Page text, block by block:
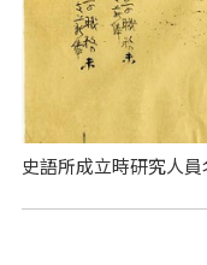
史語所成立時研究人